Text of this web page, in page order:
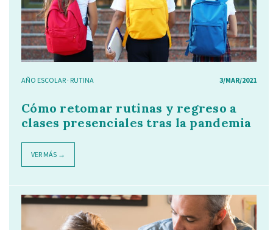
AÑO ESCOLAR · RUTINA 3/MAR/2021
Cómo retomar rutinas y regreso a
clases presenciales tras la pandemia
VER MÁS →